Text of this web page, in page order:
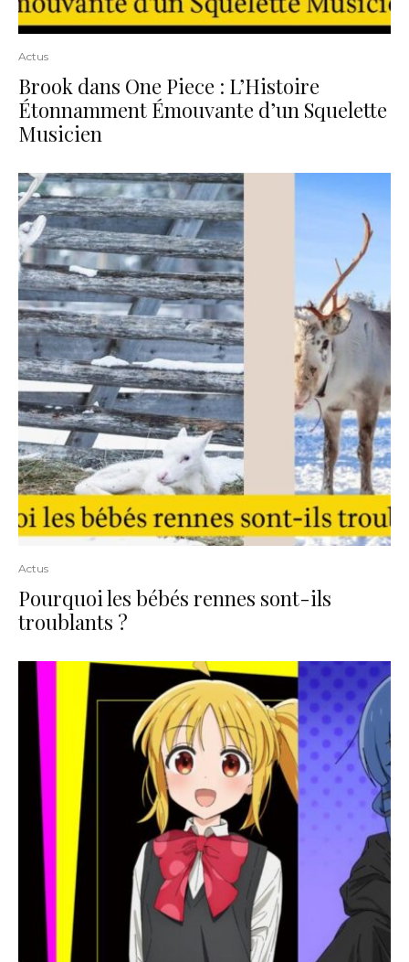
Actus
Brook dans One Piece : L’Histoire
Étonnamment Émouvante d’un Squelette
Musicien
Actus
Pourquoi les bébés rennes sont-ils
troublants ?